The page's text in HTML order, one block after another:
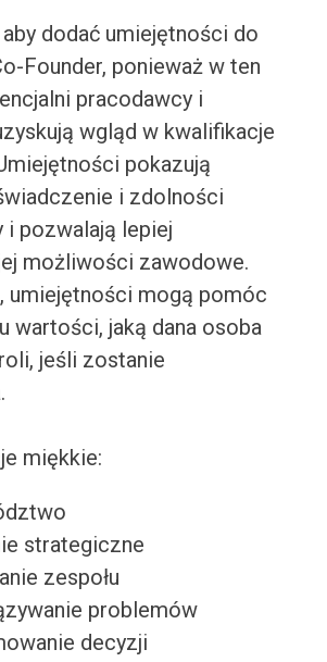
dodać umiejętności do
Founder, ponieważ w ten
pracodawcy i
wgląd w kwalifikacje
pokazują
i zdolności
i pozwalają lepiej
możliwości zawodowe.
umiejętności mogą pomóc
wartości, jaką dana osoba
jeśli zostanie
miękkie:
strategiczne
zespołu
problemów
decyzji